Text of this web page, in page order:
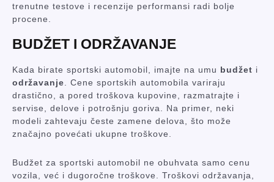
trenutne testove i recenzije performansi radi bolje
procene.
BUDŽET I ODRŽAVANJE
Kada birate sportski automobil, imajte na umu budžet i
održavanje . Cene sportskih automobila variraju
drastično, a pored troškova kupovine, razmatrajte i
servise, delove i potrošnju goriva. Na primer, neki
modeli zahtevaju česte zamene delova, što može
značajno povećati ukupne troškove.
Budžet za sportski automobil ne obuhvata samo cenu
vozila, već i dugoročne troškove. Troškovi održavanja,